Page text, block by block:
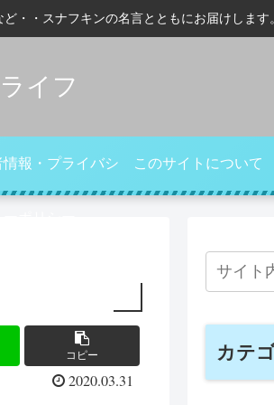
・・スナフキンの名言とともにお届けします。
イフ
情報・プライバシ このサイトについて
コピー
2020.03.31
カテ